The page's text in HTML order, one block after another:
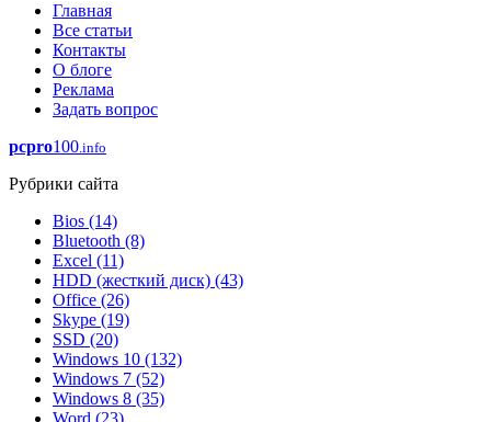
Главная
Все статьи
Контакты
О блоге
Реклама
Задать вопрос
pcpro100.info
Рубрики сайта
Bios (14)
Bluetooth (8)
Excel (11)
HDD (жесткий диск) (43)
Office (26)
Skype (19)
SSD (20)
Windows 10 (132)
Windows 7 (52)
Windows 8 (35)
Word (23)